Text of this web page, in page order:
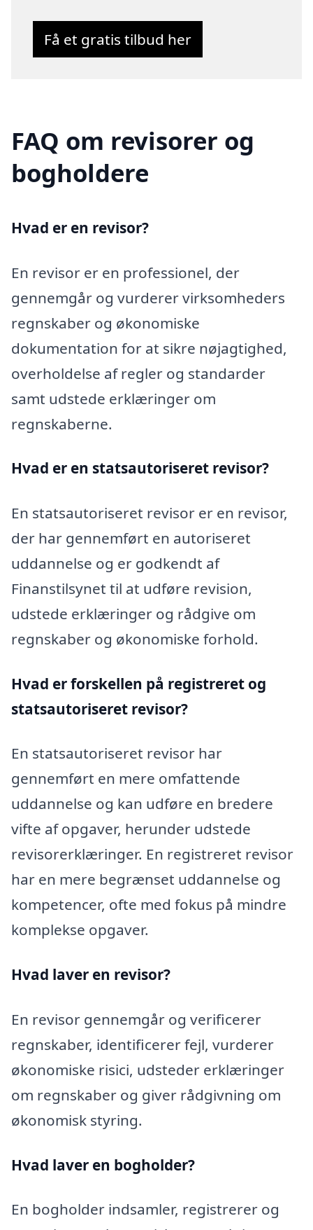
Få et gratis tilbud her
FAQ om revisorer og
bogholdere
Hvad er en revisor?
En revisor er en professionel, der
gennemgår og vurderer virksomheders
regnskaber og økonomiske
dokumentation for at sikre nøjagtighed,
overholdelse af regler og standarder
samt udstede erklæringer om
regnskaberne.
Hvad er en statsautoriseret revisor?
En statsautoriseret revisor er en revisor,
der har gennemført en autoriseret
uddannelse og er godkendt af
Finanstilsynet til at udføre revision,
udstede erklæringer og rådgive om
regnskaber og økonomiske forhold.
Hvad er forskellen på registreret og
statsautoriseret revisor?
En statsautoriseret revisor har
gennemført en mere omfattende
uddannelse og kan udføre en bredere
vifte af opgaver, herunder udstede
revisorerklæringer. En registreret revisor
har en mere begrænset uddannelse og
kompetencer, ofte med fokus på mindre
komplekse opgaver.
Hvad laver en revisor?
En revisor gennemgår og verificerer
regnskaber, identificerer fejl, vurderer
økonomiske risici, udsteder erklæringer
om regnskaber og giver rådgivning om
økonomisk styring.
Hvad laver en bogholder?
En bogholder indsamler, registrerer og